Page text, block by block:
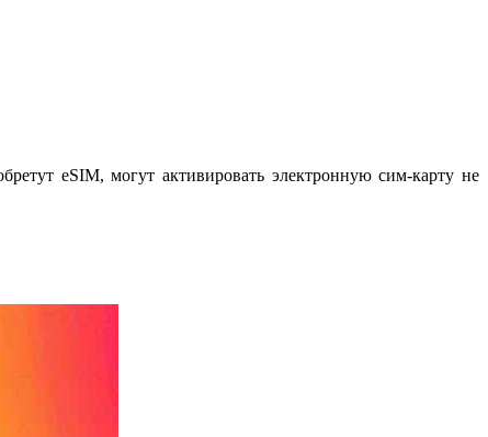
eSIM, могут активировать электронную сим-карту не